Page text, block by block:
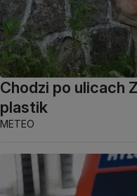
Chodzi po ulicach
plastik
METEO